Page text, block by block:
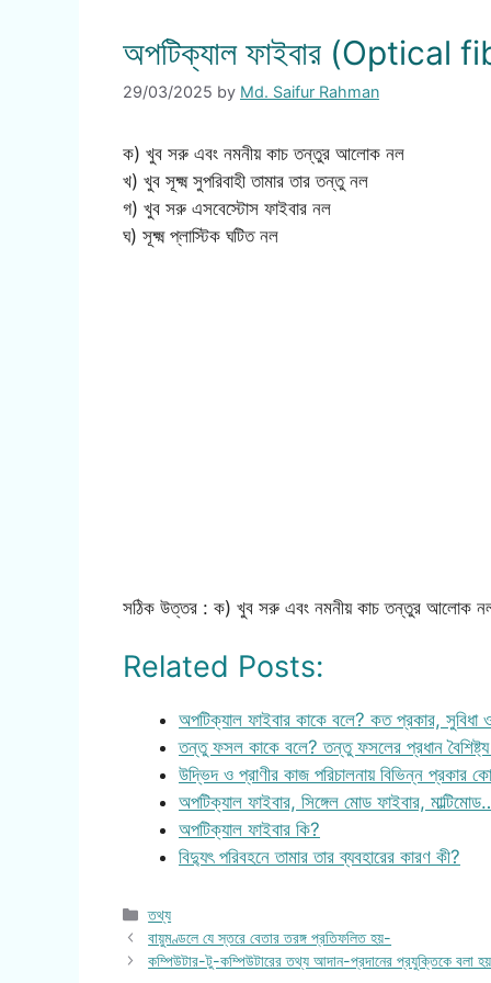
অপটিক্যাল ফাইবার (Optical
29/03/2025 by Md. Saifur Rahman
ক) খুব সরু এবং নমনীয় কাচ তন্তুর আলোক নল
খ) খুব সূক্ষ্ম সুপরিবাহী তামার তার তন্তু নল
গ) খুব সরু এসবেস্টোস ফাইবার নল
ঘ) সূক্ষ্ম প্লাস্টিক ঘটিত নল
সঠিক উত্তর : ক) খুব সরু এবং নমনীয় কাচ তন্তুর আলোক
Related Posts:
অপটিক্যাল ফাইবার কাকে বলে? কত প্রকার, সুবিধা
তন্তু ফসল কাকে বলে? তন্তু ফসলের প্রধান
উদ্ভিদ ও প্রাণীর কাজ পরিচালনায় বিভিন্ন প্রকার
অপটিক্যাল ফাইবার, সিঙ্গেল মোড ফাইবার,
অপটিক্যাল ফাইবার কি?
বিদ্যুৎ পরিবহনে তামার তার ব্যবহারের কারণ কী?
Categories
তথ্য
বায়ুমণ্ডলে যে স্তরে বেতার তরঙ্গ প্রতিফলিত হয়-
কম্পিউটার-টু-কম্পিউটারের তথ্য আদান-প্রদানের প্রযুক্তিকে বলা